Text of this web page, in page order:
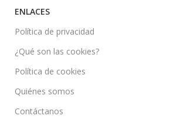
ENLACES
Política de privacidad
¿Qué son las cookies?
Política de cookies
Quiénes somos
Contáctanos